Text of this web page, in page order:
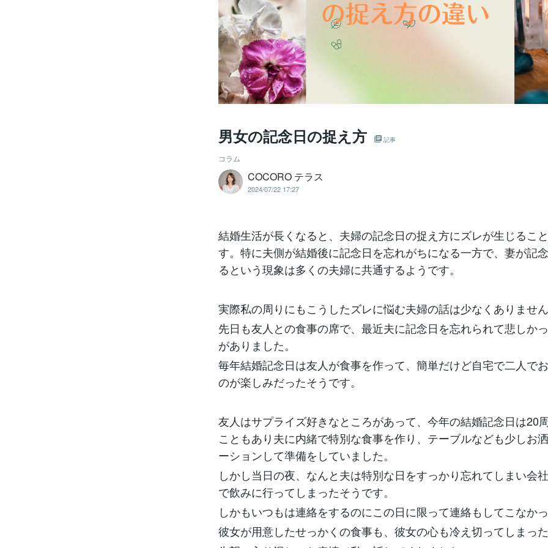
男女の記念日の捉え方 記事
コラム
COCORO テラス
2024/07/22 17:27
結婚生活が長くなると、夫婦の記念日の捉え方にズレが生じるこ
す。特に夫側が結婚後に記念日を忘れがちになる一方で、妻が記
るという現象は多くの夫婦に共通するようです。
実際私の周りにもこうしたズレに悩む夫婦の話は少なくありませ
先日も友人との食事の席で、最近夫に記念日を忘れられて悲しか
がありました。
毎年結婚記念日は友人が食事を作って、簡単だけど自宅で二人で
のが楽しみだったそうです。
友人はサプライズ好きなところがあって、今年の結婚記念日は20
こともあり夫に内緒で特別な食事を作り、テーブルなども少しお
ーションして準備をしていました。
しかし当日の夜、なんと夫は特別な日をすっかり忘れてしまい会
で飲みに行ってしまったそうです。
しかもいつもは連絡をするのにこの日に限って連絡もしてこなか
彼女が用意したせっかくの食事も、彼女の心も冷え切ってしまっ